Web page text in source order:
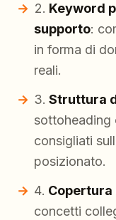
Keyword
supporto:
in forma di
reali.
Struttura
sottoheading
consigliati
posizionato.
concetti